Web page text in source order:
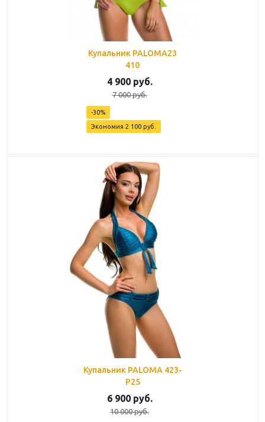
Купальник PALOMA23
410
4 900руб.
7 000руб.
-30%
Экономия 2 100руб.
Купальник PALOMA 423-
P25
6 900руб.
10 000руб.